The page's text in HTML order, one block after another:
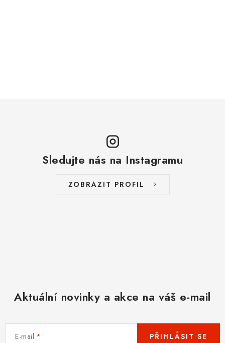
Sledujte nás na Instagramu
ZOBRAZIT PROFIL
Aktuální novinky a akce na váš e-mail
E-mail PŘIHLÁSIT SE